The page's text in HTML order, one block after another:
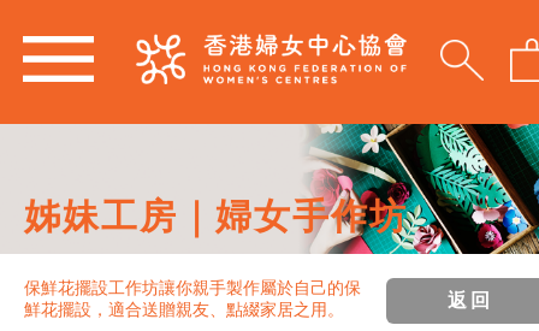
姊妹工房｜婦女手作坊
保鮮花擺設工作坊讓你親手製作屬於自己的保
鮮花擺設，適合送贈親友、點綴家居之用。
返回